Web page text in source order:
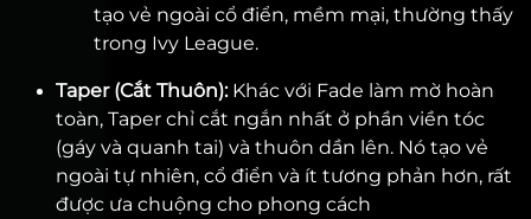
tạo vẻ ngoài cổ điển, mềm mại, thường thấy
trong Ivy League.
Taper (Cắt Thuôn):Khác với Fade làm mờ hoàn
toàn, Taper chỉ cắt ngắn nhất ở phần viền tóc
(gáy và quanh tai) và thuôn dần lên. Nó tạo vẻ
ngoài tự nhiên, cổ điển và ít tương phản hơn, rất
được ưa chuộng cho phong cách